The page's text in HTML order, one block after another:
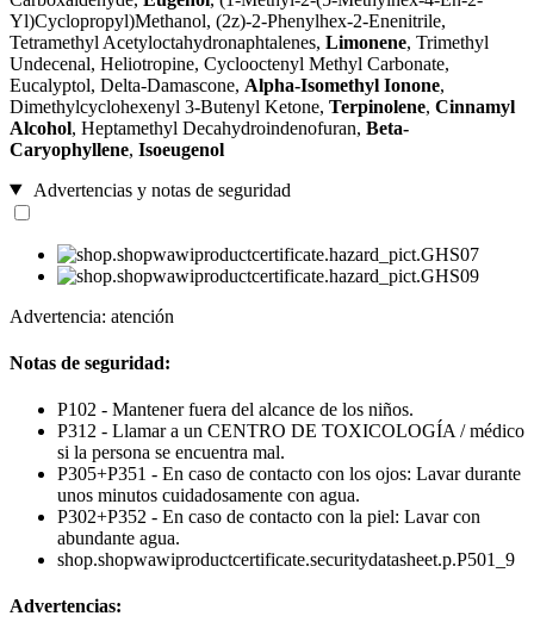
Yl)Cyclopropyl)Methanol, (2z)-2-Phenylhex-2-Enenitrile,
Tetramethyl Acetyloctahydronaphtalenes, Limonene, Trimethyl
Undecenal, Heliotropine, Cyclooctenyl Methyl Carbonate,
Eucalyptol, Delta-Damascone, Alpha-Isomethyl Ionone,
Dimethylcyclohexenyl 3-Butenyl Ketone, Terpinolene, Cinnamyl
Alcohol, Heptamethyl Decahydroindenofuran, Beta-
Caryophyllene, Isoeugenol
Advertencias y notas de seguridad
Advertencia: atención
Notas de seguridad:
P102 - Mantener fuera del alcance de los niños.
P312 - Llamar a un CENTRO DE TOXICOLOGÍA / médico
si la persona se encuentra mal.
P305+P351 - En caso de contacto con los ojos: Lavar durante
unos minutos cuidadosamente con agua.
P302+P352 - En caso de contacto con la piel: Lavar con
abundante agua.
shop.shopwawiproductcertificate.securitydatasheet.p.P501_9
Advertencias: